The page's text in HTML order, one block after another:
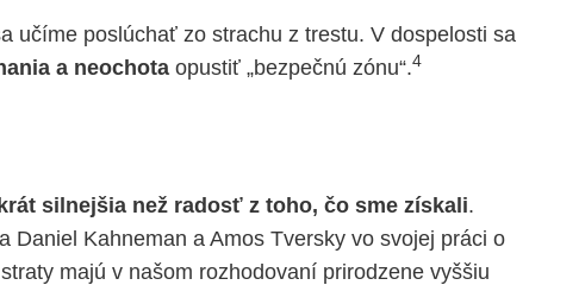
učíme poslúchať zo strachu z trestu. V dospelosti sa
a neochota opustiť „bezpečnú zónu“.4
silnejšia než radosť z toho, čo sme získali.
Daniel Kahneman a Amos Tversky vo svojej práci o
majú v našom rozhodovaní prirodzene vyššiu